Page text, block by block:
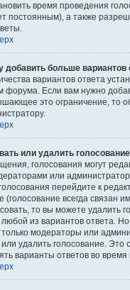
время проведения
постоянным), а также
добавить больше вариантов
вариантов ответа
форума. Если вам нужно
это ограничение, то
или удалить
голосования могут
или
перейдите к
всегда связан
то вы можете удалить
из вариантов ответа.
только модераторы или
удалить голосование. Это
варианты ответов во время